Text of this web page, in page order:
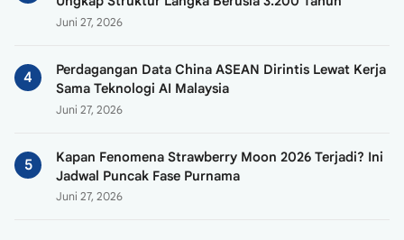
Juni 27, 2026
Perdagangan Data China ASEAN Dirintis Lewat Kerja
Sama Teknologi AI Malaysia
Juni 27, 2026
Kapan Fenomena Strawberry Moon 2026 Terjadi? Ini
Jadwal Puncak Fase Purnama
Juni 27, 2026